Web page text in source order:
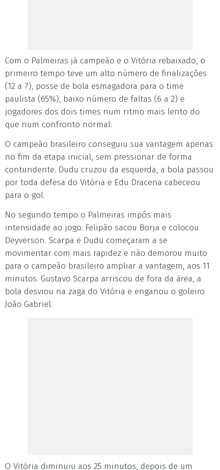
Com o Palmeiras já campeão e o Vitória rebaixado, o
primeiro tempo teve um alto número de finalizações
(12 a 7), posse de bola esmagadora para o time
paulista (65%), baixo número de faltas (6 a 2) e
jogadores dos dois times num ritmo mais lento do
que num confronto normal.
O campeão brasileiro conseguiu sua vantagem apenas
no fim da etapa inicial, sem pressionar de forma
contundente. Dudu cruzou da esquerda, a bola passou
por toda defesa do Vitória e Edu Dracena cabeceou
para o gol.
No segundo tempo o Palmeiras impôs mais
intensidade ao jogo. Felipão sacou Borja e colocou
Deyverson. Scarpa e Dudu começaram a se
movimentar com mais rapidez e não demorou muito
para o campeão brasileiro ampliar a vantagem, aos 11
minutos. Gustavo Scarpa arriscou de fora da área, a
bola desviou na zaga do Vitória e enganou o goleiro
João Gabriel.
O Vitória diminuiu aos 25 minutos, depois de um